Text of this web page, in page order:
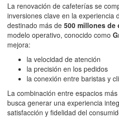
La renovación de cafeterías se
inversiones clave en la experiencia
destinado más de 500 millones de
modelo operativo, conocido como
mejora:
la velocidad de atención
la precisión en los pedidos
la conexión entre baristas y
La combinación entre espacios
busca generar una experiencia
satisfacción y fidelidad del